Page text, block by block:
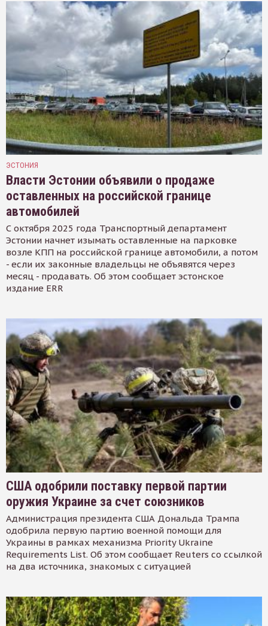
ЭСТОНИЯ
Власти Эстонии объявили о продаже
оставленных на российской границе
автомобилей
С октября 2025 года Транспортный департамент
Эстонии начнет изымать оставленные на парковке
возле КПП на российской границе автомобили, а потом
- если их законные владельцы не объявятся через
месяц - продавать. Об этом сообщает эстонское
издание ERR
США одобрили поставку первой партии
оружия Украине за счет союзников
Администрация президента США Дональда Трампа
одобрила первую партию военной помощи для
Украины в рамках механизма Priority Ukraine
Requirements List. Об этом сообщает Reuters со ссылкой
на два источника, знакомых с ситуацией